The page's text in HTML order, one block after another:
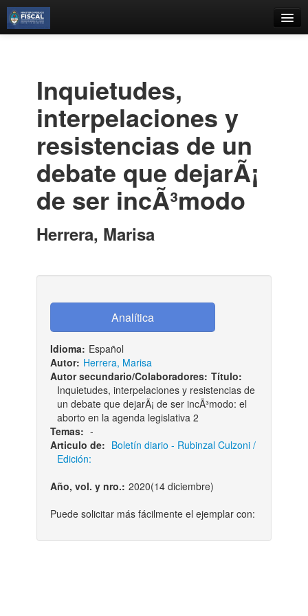
Estantes Virtuales
Contacto
Iniciar sesión
Inquietudes,
interpelaciones y
resistencias de un
debate que dejarÃ¡
de ser incÃ³modo
Herrera, Marisa
Idioma: Español
Autor: Herrera, Marisa
Autor secundario/Colaboradores: Título:
Inquietudes, interpelaciones y resistencias de
un debate que dejarÃ¡ de ser incÃ³modo: el
aborto en la agenda legislativa 2
Temas: -
Articulo de: Boletí­n diario - Rubinzal Culzoni /
Edición:
Año, vol. y nro.: 2020(14 diciembre)
Puede solicitar más fácilmente el ejemplar con: